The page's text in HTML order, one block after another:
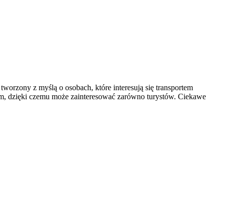
z myślą o osobach, które interesują się transportem
dzięki czemu może zainteresować zarówno turystów. Ciekawe